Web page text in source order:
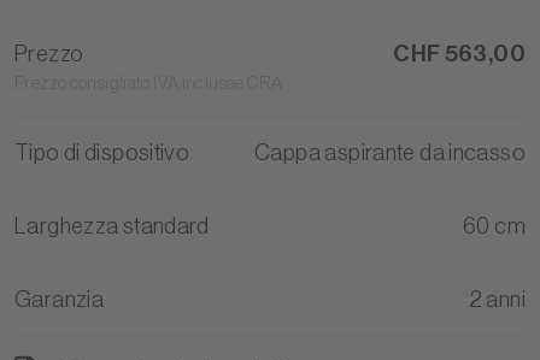
Prezzo CHF 563,00
Tipo di dispositivo Cappa aspirante da incasso
Larghezza standard 60 cm
Garanzia 2 anni